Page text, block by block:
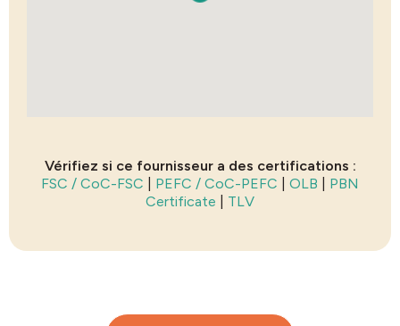
Vérifiez si ce fournisseur a des certifications :
FSC / CoC-FSC
PEFC / CoC-PEFC OLB
PBN
Certificate
TLV